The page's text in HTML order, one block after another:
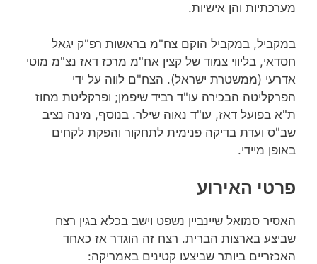
מערכתיות והן אישיות.
במקביל, במקביל הוקם צח"מ בראשות רפ"ק יגאל
חסדאי, בליווי צמוד של קצין אח"מ מרכז דאז נצ"מ מוטי
אדרעי (ממשטרת ישראל). הצח"ם לווה על ידי
הפרקליטה הבכירה עו"ד רביד שיפמן; ופרקליטת מחוז
ת"א בפועל דאז, עו"ד נאוה שילר. בנוסף, מינה נציב
שב"ס ועדת בדיקה פנימית לתחקור והפקת לקחים
באופן מיידי.
פרטי האירוע
האסיר סמואל שיינביין נשפט וישב בכלא בגין רצח
שביצע בארצות הברית. רצח זה הוגדר אז כאחד
האכזריים ביותר שביצעו קטינים באמריקה: